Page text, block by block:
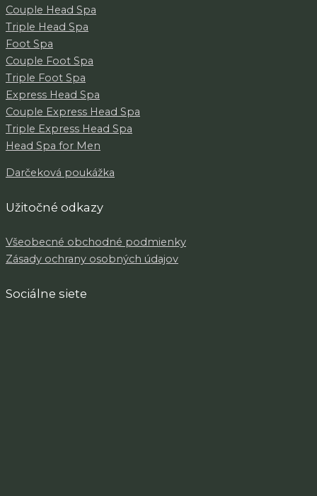
Couple Head Spa
Triple Head Spa
Foot Spa
Couple Foot Spa
Triple Foot Spa
Express Head Spa
Couple Express Head Spa
Triple Express Head Spa
Head Spa for Men
Darčeková poukážka
Užitočné odkazy
Všeobecné obchodné podmienky
Zásady ochrany osobných údajov
Sociálne siete